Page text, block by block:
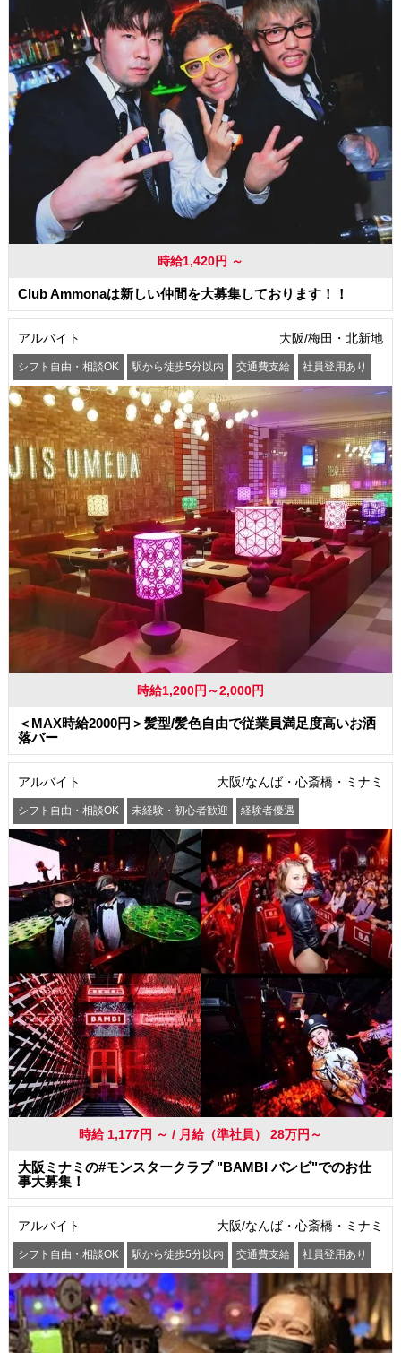
時給1,420円 ～
Club Ammonaは新しい仲間を大募集しております！！
アルバイト 大阪/梅田・北新地
シフト自由・相談OK 駅から徒歩5分以内 交通費支給 社員登用あり
時給1,200円～2,000円
＜MAX時給2000円＞髪型/髪色自由で従業員満足度高いお洒
落バー
アルバイト 大阪/なんば・心斎橋・ミナミ
シフト自由・相談OK 未経験・初心者歓迎 経験者優遇
駅から徒歩5分以内 交通費支給 社員登用あり
時給 1,177円 ～ / 月給（準社員） 28万円～
大阪ミナミの#モンスタークラブ "BAMBI バンビ"でのお仕
事大募集！
アルバイト 大阪/なんば・心斎橋・ミナミ
シフト自由・相談OK 駅から徒歩5分以内 交通費支給 社員登用あり